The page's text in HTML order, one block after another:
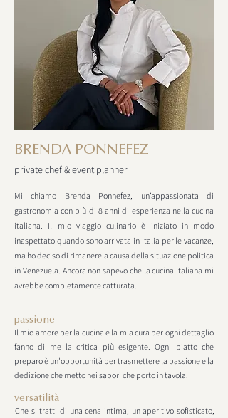
BRENDA PONNEFEZ
private chef & event planner
Mi chiamo Brenda Ponnefez, un’appassionata di
gastronomia con più di 8 anni di esperienza nella cucina
italiana. Il mio viaggio culinario è iniziato in modo
inaspettato quando sono arrivata in Italia per le vacanze,
ma ho deciso di rimanere a causa della situazione politica
in Venezuela. Ancora non sapevo che la cucina italiana mi
avrebbe completamente catturata.
passione
Il mio amore per la cucina e la mia cura per ogni dettaglio
fanno di me la critica più esigente. Ogni piatto che
preparo è un'opportunità per trasmettere la passione e la
dedizione che metto nei sapori che porto in tavola.
versatilità
Che si tratti di una cena intima, un aperitivo sofisticato,